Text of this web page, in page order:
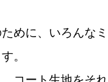
めに、いろんな
。